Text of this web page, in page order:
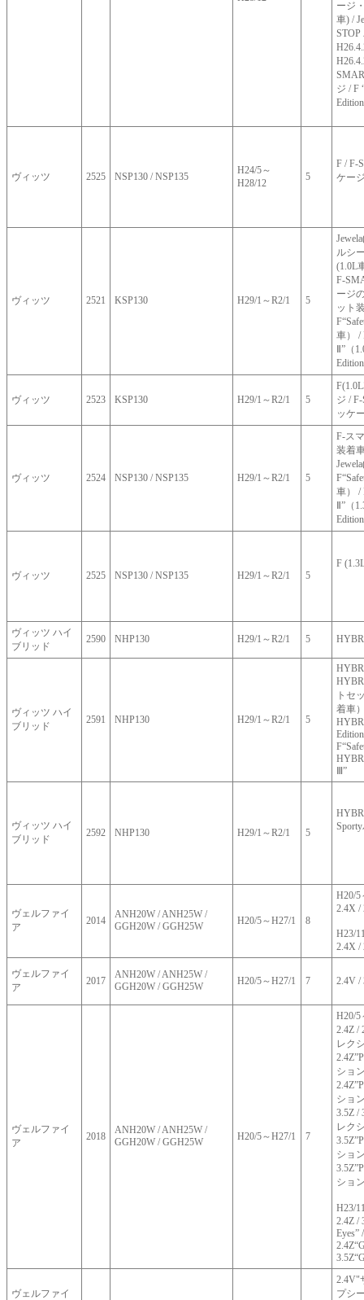
ージ
車) /
ジ / F
ヴィッツ 2525 NSP130 / NSP135
H24/5～
H28/12
5
F / F-
ケー
ヴィッツ 2521 KSP130 H29/1～R2/1 5
ルシ
(1.0L
F-
ージ
ット
車） /
Ⅱ”（
ヴィッツ 2523 KSP130 H29/1～R2/1 5
ジ /
ッケ
ヴィッツ 2524 NSP130 / NSP135 H29/1～R2/1 5
F-ス
装着
車） /
Ⅱ”（
ヴィッツ 2525 NSP130 / NSP135 H29/1～R2/1 5
F
ヴィッツ ハイ
ブリッド
2590 NHP130 H29/1～R2/1 5
ヴィッツ ハイ
ブリッド
2591 NHP130 H29/1～R2/1 5
トセ
着車
Ⅲ”
ヴィッツ ハイ
ブリッド
2592 NHP130 H29/1～R2/1 5
ヴェルファイ
ア
2014
ANH20W / ANH25W /
GGH20W / GGH25W
H20/5～H27/1 8
H20/5
2.4X /
H23/
2.4X /
ヴェルファイ
ア
2017
ANH20W / ANH25W /
GGH20W / GGH25W
H20/5～H27/1 7 2.4V /
ヴェルファイ
ア
2018
ANH20W / ANH25W /
GGH20W / GGH25W
H20/5～H27/1 7
H20/5
2.4Z /
レク
ショ
ショ
3.5Z /
レク
ショ
ショ
H23/
2.4Z /
Eyes”
ヴェルファイ
2.4V"
プシ